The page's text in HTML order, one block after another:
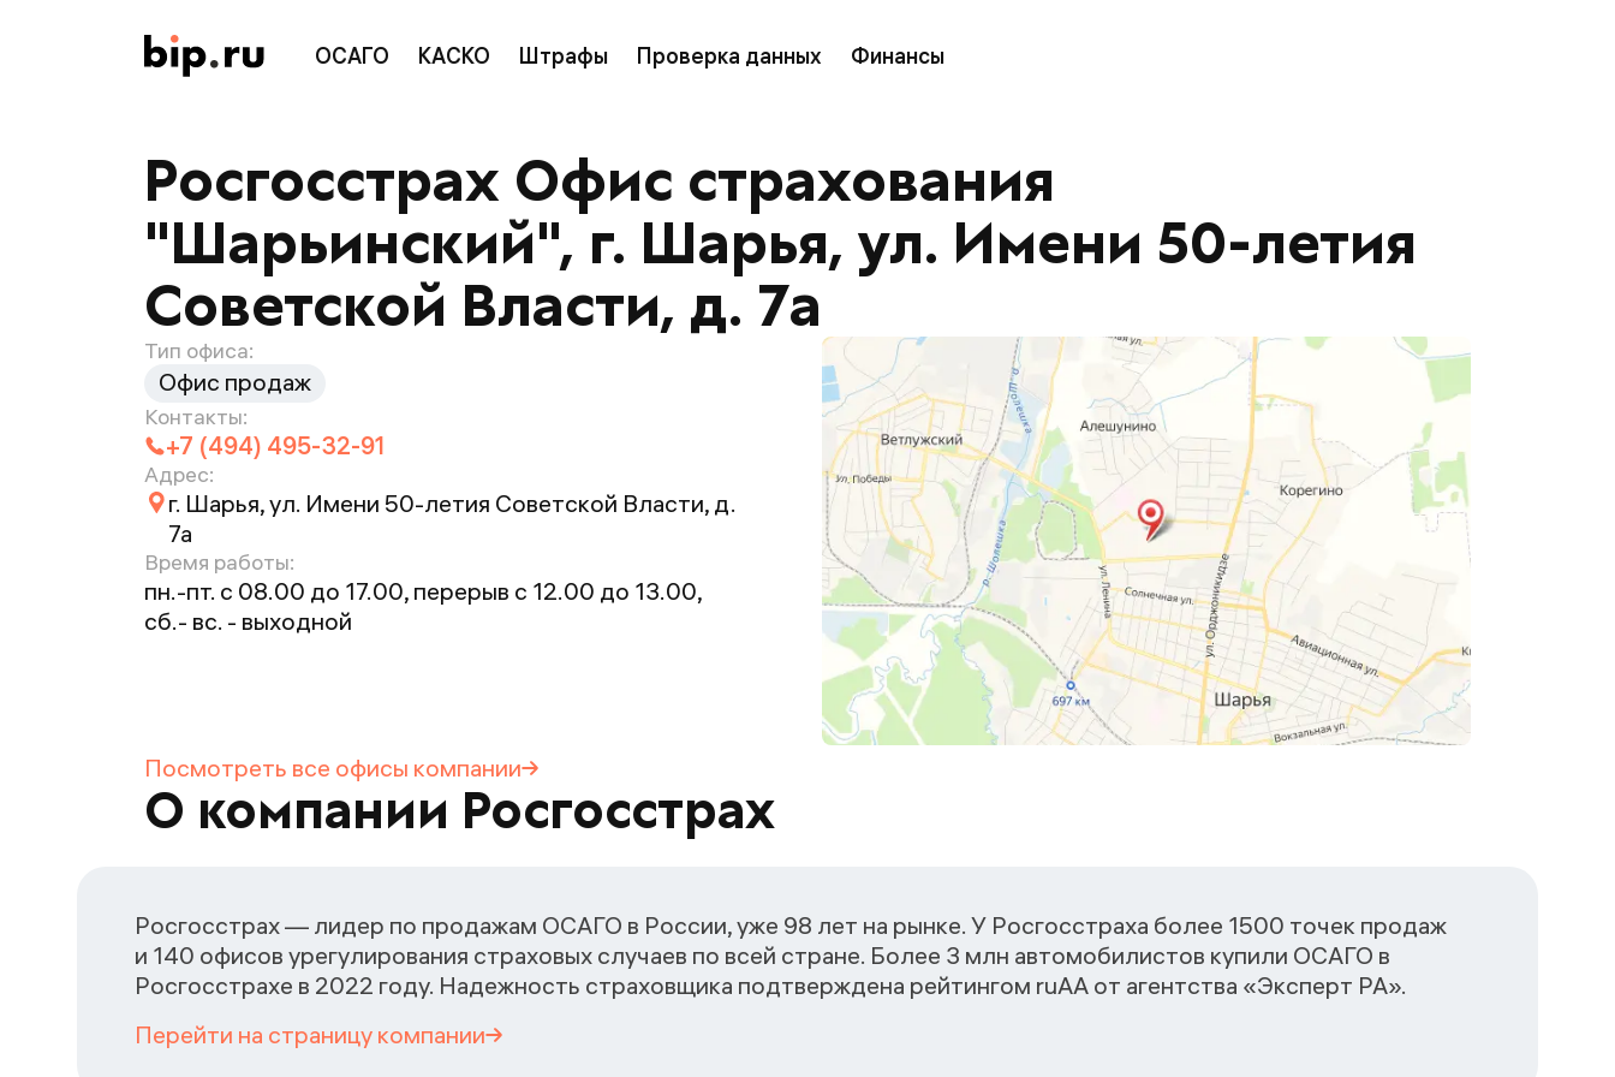
ОСАГО КАСКО Штрафы Проверка данных Финансы
Росгосстрах Офис страхования
"Шарьинский", г. Шарья, ул. Имени 50-летия
Советской Власти, д. 7а
Тип офиса:
Офис продаж
Контакты:
+7 (494) 495-32-91
Адрес:
г. Шарья, ул. Имени 50-летия Советской Власти, д.
7а
Время работы:
пн.-пт. с 08.00 до 17.00, перерыв с 12.00 до 13.00,
сб.- вс. - выходной
Посмотреть все офисы компании
О компании Росгосстрах
Росгосстрах — лидер по продажам ОСАГО в России, уже 98 лет на рынке. У Росгосстраха более 1500 точек продаж
и 140 офисов урегулирования страховых случаев по всей стране. Более 3 млн автомобилистов купили ОСАГО в
Росгосстрахе в 2022 году. Надежность страховщика подтверждена рейтингом ruАА от агентства «Эксперт РА».
Перейти на страницу компании